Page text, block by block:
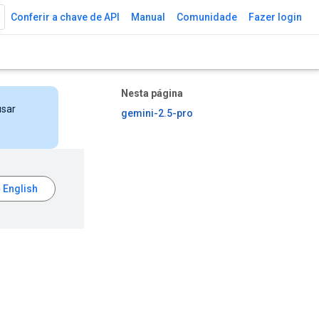
Conferir a chave de API Manual Comunidade Fazer login
Nesta página
gemini-2.5-pro